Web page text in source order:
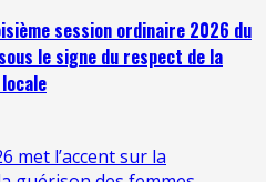
session ordinaire 2026 du
le signe du respect de la
met l’accent sur la